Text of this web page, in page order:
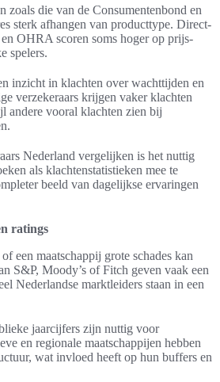
zoals die van de Consumentenbond en
sterk afhangen van producttype. Direct-
OHRA scoren soms hoger op prijs-
spelers.
inzicht in klachten over wachttijden en
verzekeraars krijgen vaker klachten
andere vooral klachten zien bij
Nederland vergelijken is het nuttig
als klachtenstatistieken mee te
beeld van dagelijkse ervaringen
ratings
een maatschappij grote schades kan
S&P, Moody’s of Fitch geven vaak een
Nederlandse marktleiders staan in een
jaarcijfers zijn nuttig voor
en regionale maatschappijen hebben
wat invloed heeft op hun buffers en